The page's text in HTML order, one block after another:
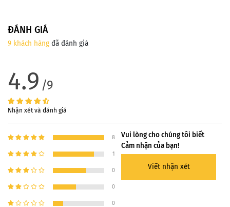
ĐÁNH GIÁ
9 khách hàng đã đánh giá
4.9/9
Nhận xét và đánh giá
8
1
0
0
0
Vui lòng cho chúng tôi biết
Cảm nhận của bạn!
Viết nhận xét